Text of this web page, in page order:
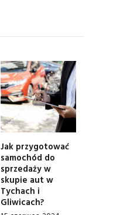
Next
post:
Jak przygotować
samochód do
sprzedaży w
skupie aut w
Tychach i
Gliwicach?